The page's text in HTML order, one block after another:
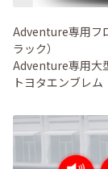
Adventure専用フ
ラック）
Adventure専用大
トヨタエンブレム